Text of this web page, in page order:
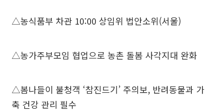
△농식품부 차관 10:00 상임위 법안소위(서울)
△농가주부모임 협업으로 농촌 돌봄 사각지대 완화
△봄나들이 불청객 ‘참진드기’ 주의보, 반려동물과 가
축 건강 관리 필수